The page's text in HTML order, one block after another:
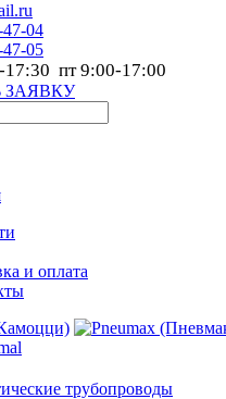
04
05
17:30 пт 9:00-17:00
ЗАЯВКУ
и оплата
трубопроводы